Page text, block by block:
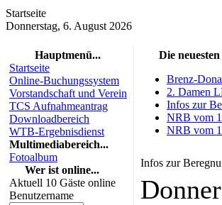
Startseite
Donnerstag, 6. August 2026
Hauptmenü...
Startseite
Online-Buchungssystem
Vorstandschaft und Verein
TCS Aufnahmeantrag
Downloadbereich
WTB-Ergebnisdienst
Multimediabereich...
Fotoalbum
Wer ist online...
Aktuell 10 Gäste online
Benutzername
Die
Brenz-
2. Damen
Infos zur
NRB vom
NRB vom
Infos zur